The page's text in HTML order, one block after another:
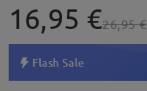
16,95 €26,95 €
Flash Sale